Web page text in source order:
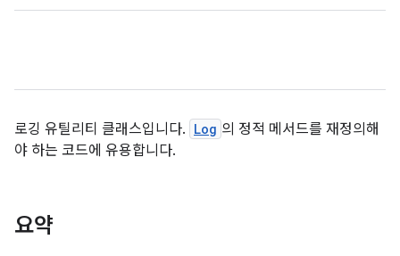
로깅 유틸리티 클래스입니다. Log 의 정적 메서드를 재정의해
야 하는 코드에 유용합니다.
요약